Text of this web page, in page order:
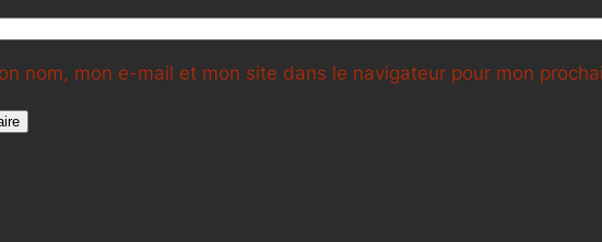
nom, mon e-mail et mon site dans le navigateur pour mon